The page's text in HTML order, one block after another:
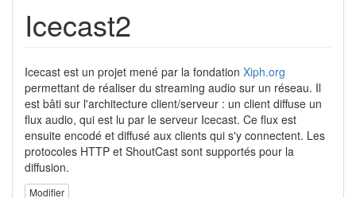
Icecast2
Icecast est un projet mené par la fondation Xiph.org
permettant de réaliser du streaming audio sur un réseau. Il
est bâti sur l'architecture client/serveur : un client diffuse un
flux audio, qui est lu par le serveur Icecast. Ce flux est
ensuite encodé et diffusé aux clients qui s'y connectent. Les
protocoles HTTP et ShoutCast sont supportés pour la
diffusion.
Modifier